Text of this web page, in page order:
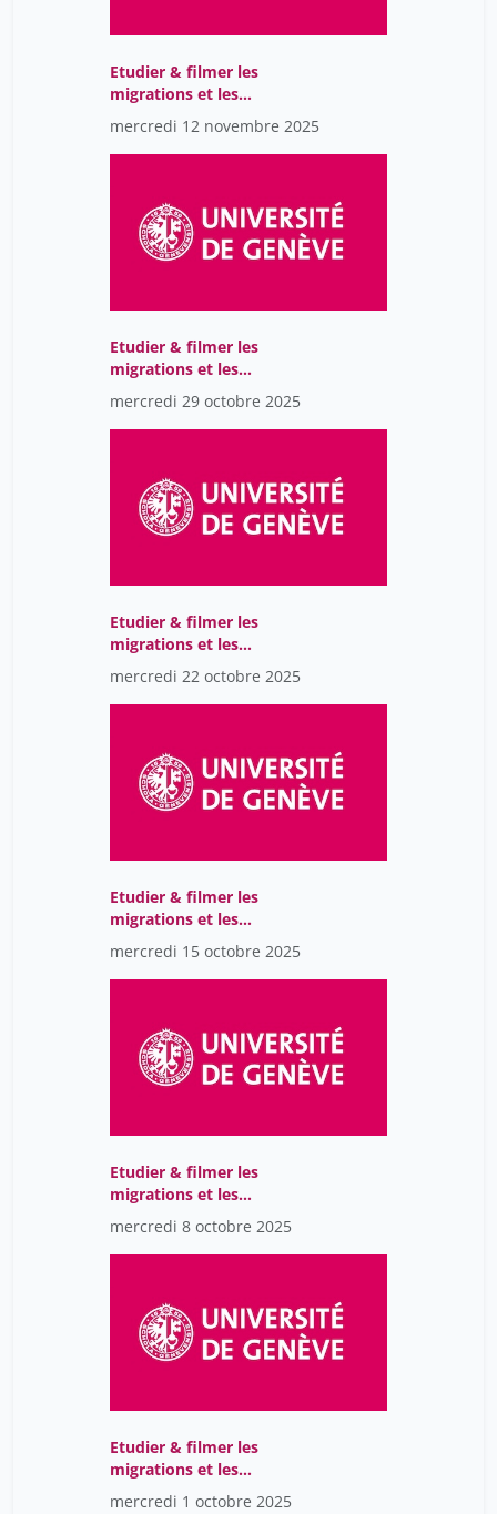
mercier jean-yves
rigoli juan
Etudier & filmer les
migrations et les
relations à l'altérité A
mercredi 12 novembre 2025
Etudier & filmer les
migrations et les
relations à l'altérité A
mercredi 29 octobre 2025
Etudier & filmer les
migrations et les
relations à l'altérité A
mercredi 22 octobre 2025
Etudier & filmer les
migrations et les
relations à l'altérité A
mercredi 15 octobre 2025
Etudier & filmer les
migrations et les
relations à l'altérité A
mercredi 8 octobre 2025
Etudier & filmer les
migrations et les
relations à l'altérité A
mercredi 1 octobre 2025